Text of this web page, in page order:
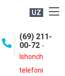
UZ
(69) 211-
00-72 -
Ishonch
telefoni